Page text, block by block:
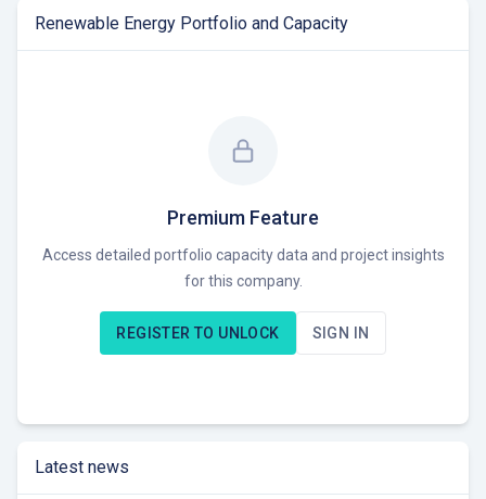
Parce que notre vision de la réussite est globale et ne se
limite pas à nos résultats économiques, nous nous
Prenez part à des réalisations qui contribuent à transformer
Chiffres clés 2021 :
Notre chiffre d’affaires : 49,4 Mds€
Nos business units : 3 200 dans 120 pays
Nos collaborateurs à travers le monde : 260 000
Renewable Energy Portfolio and Capacity
Premium Feature
Access detailed portfolio capacity data and project insights
for this company.
REGISTER TO UNLOCK SIGN IN
Latest news